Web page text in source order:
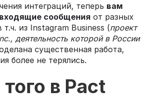
интеграций, теперь вам
сообщения от разных
из Instagram Business (проект
деятельность которой в России
существенная работа,
более не терялись.
в Pact